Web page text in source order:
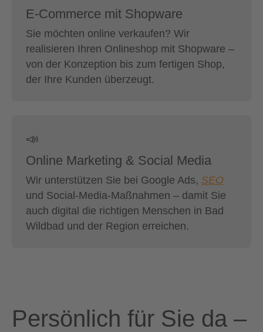
E-Commerce mit Shopware
Sie möchten online verkaufen? Wir
realisieren Ihren Onlineshop mit Shopware –
von der Konzeption bis zum fertigen Shop,
der Ihre Kunden überzeugt.
📣
Online Marketing & Social Media
Wir unterstützen Sie bei Google Ads, SEO
und Social-Media-Maßnahmen – damit Sie
auch digital die richtigen Menschen in Bad
Wildbad und der Region erreichen.
Persönlich für Sie da –